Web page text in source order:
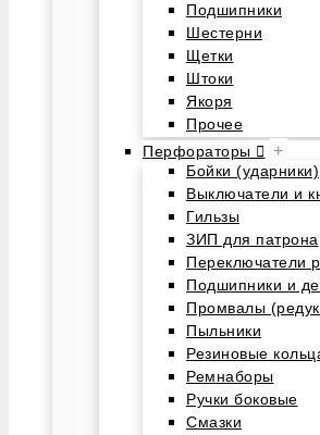
Подшипники
Шестерни
Щетки
Штоки
Якоря
Прочее
Перфораторы
+
Бойки (ударники)
Выключатели и
Гильзы
ЗИП для патрона
Переключатели
Подшипники и
Промвалы
Пыльники
Резиновые
Ремнаборы
Ручки боковые
Смазки